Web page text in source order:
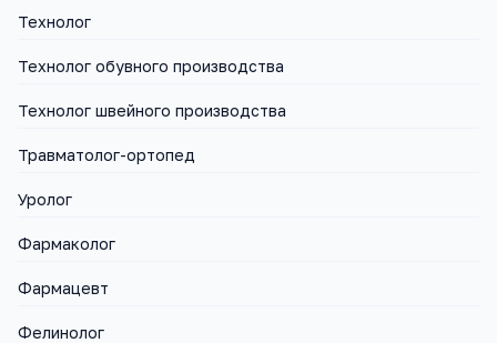
Технолог
Технолог обувного производства
Технолог швейного производства
Травматолог-ортопед
Уролог
Фармаколог
Фармацевт
Фелинолог